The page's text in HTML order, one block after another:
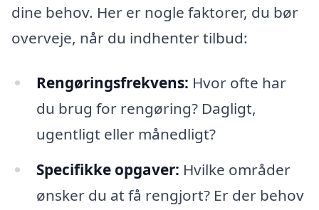
dine behov. Her er nogle faktorer, du bør
overveje, når du indhenter tilbud:
Rengøringsfrekvens: Hvor ofte har
du brug for rengøring? Dagligt,
ugentligt eller månedligt?
Specifikke opgaver: Hvilke områder
ønsker du at få rengjort? Er der behov